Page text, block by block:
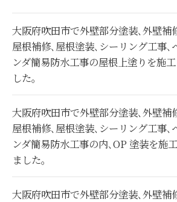
大阪府吹田市で外壁部分塗装､外壁補
屋根補修､屋根塗装､シーリング工事､
ンダ簡易防水工事の屋根上塗りを施
した。
大阪府吹田市で外壁部分塗装､外壁補
屋根補修､屋根塗装､シーリング工事､
ンダ簡易防水工事の内､OP 塗装を施
ました。
大阪府吹田市で外壁部分塗装､外壁補